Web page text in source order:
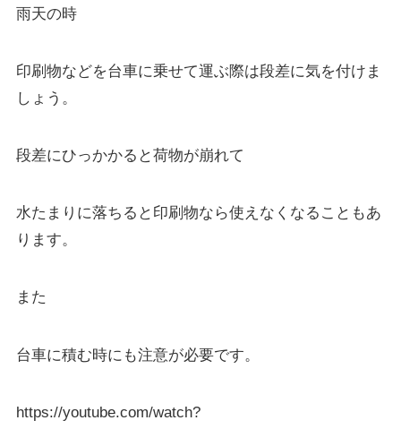
雨天の時
印刷物などを台車に乗せて運ぶ際は段差に気を付けま
しょう。
段差にひっかかると荷物が崩れて
水たまりに落ちると印刷物なら使えなくなることもあ
ります。
また
台車に積む時にも注意が必要です。
https://youtube.com/watch?